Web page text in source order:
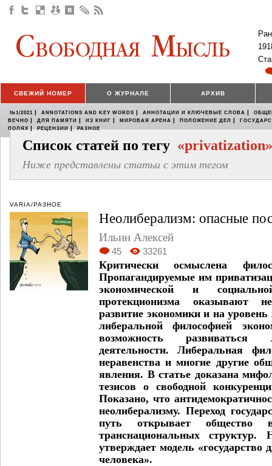
СВЕЖИЙ НОМЕР О ЖУРНАЛЕ АРХИВ
№1/2021 | ANNOTATIONS AND KEY WORDS | АННОТАЦИИ И КЛЮЧЕВЫЕ СЛОВА |
ВЕЧНО | ДЛЯ ПАМЯТИ | ИЗ КНИГ | МИРОВАЯ АРЕНА | ПОЛОЖЕНИЕ ДЕЛ |
ПОЛЯХ | РЕЦЕНЗИИ | РАЗНОЕ
Список статей по тегу «privatization»
Ниже представлены статьи с этим тегом
VARIA/РАЗНОЕ
Неолиберализм: опасные
Ильин Алексей
45 33261
Критически осмыслена
Пропагандируемые им
экономической и
протекционизма оказывают
развитие экономики и на
либеральной философией
возможность развиваться
деятельности. Либеральная
неравенства и многие другие
явления. В статье доказана
тезисов о свободной
Показано, что
неолиберализму. Переход
путь открывает общество
транснациональных структур.
утверждает модель
человека».